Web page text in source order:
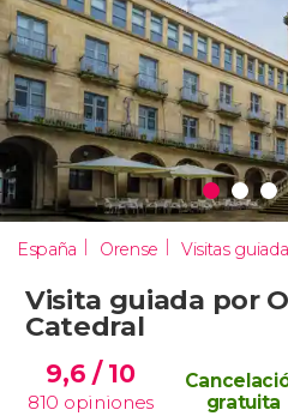
España Orense
Visita guiada por
Catedral
9,6/ 10
810 opiniones
gratuita